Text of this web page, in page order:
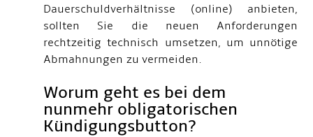
Dauerschuldverhältnisse (online) anbieten,
sollten Sie die neuen Anforderungen
rechtzeitig technisch umsetzen, um unnötige
Abmahnungen zu vermeiden.
Worum geht es bei dem
nunmehr obligatorischen
Kündigungsbutton?